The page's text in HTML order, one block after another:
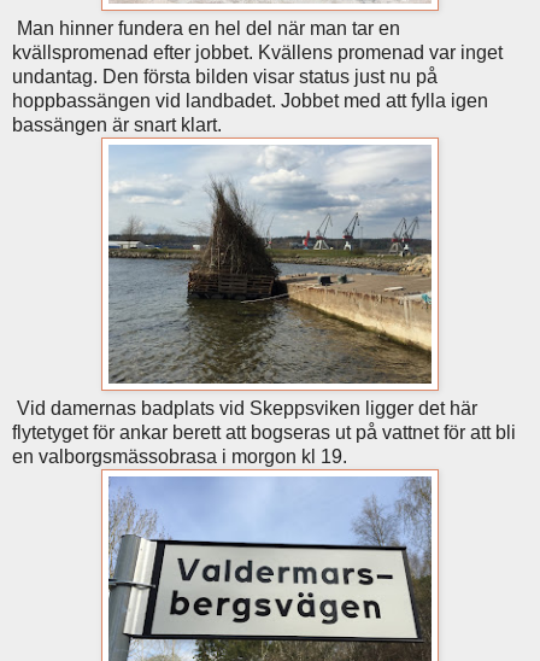
Man hinner fundera en hel del när man tar en
kvällspromenad efter jobbet. Kvällens promenad var inget
undantag. Den första bilden visar status just nu på
hoppbassängen vid landbadet. Jobbet med att fylla igen
bassängen är snart klart.
Vid damernas badplats vid Skeppsviken ligger det här
flytetyget för ankar berett att bogseras ut på vattnet för att bli
en valborgsmässobrasa i morgon kl 19.